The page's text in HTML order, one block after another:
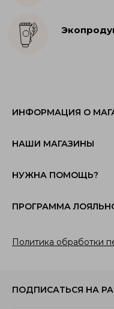
ИНФОРМАЦИЯ О
НАШИ МАГАЗИНЫ
НУЖНА ПОМОЩЬ?
ПРОГРАММА
Политика обработки
ПОДПИСАТЬСЯ НА